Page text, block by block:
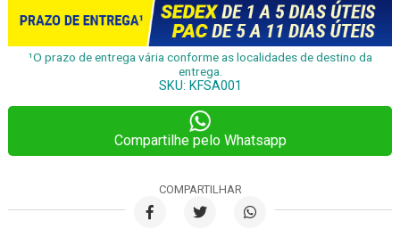
¹O prazo de entrega vária conforme as localidades de destino da
entrega.
SKU: KFSA001
Compartilhe pelo Whatsapp
COMPARTILHAR